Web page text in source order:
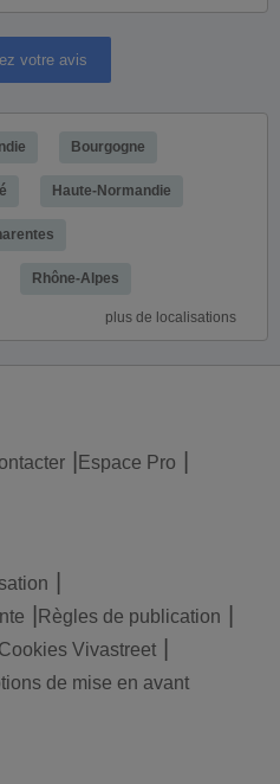
votre avis
Bourgogne
Haute-Normandie
Rhône-Alpes
plus de localisations
Espace Pro
Règles de publication
Cookies Vivastreet
de mise en avant